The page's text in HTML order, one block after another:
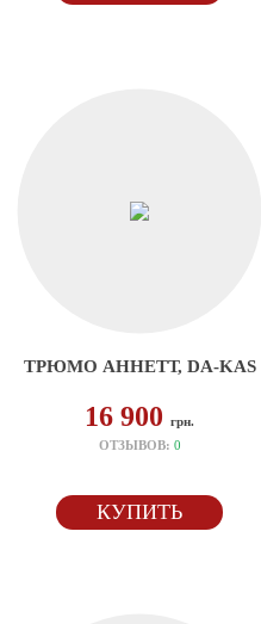
ТРЮМО АННЕТТ, DA-KAS
16 900грн.
ОТЗЫВОВ: 0
КУПИТЬ